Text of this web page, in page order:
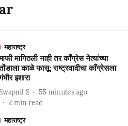
महाराष्ट्र
मागितली नाही तर काँग्रेस नेत्यांच्या
काळे फासू; राष्ट्रवादीचा काँग्रेसला
इशारा
S
55 minutes ago
2 min read
महाराष्ट्र